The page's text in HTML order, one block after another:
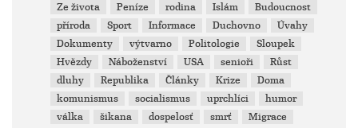
Ze života
Peníze rodina Islám
Budoucnost
příroda
Sport Informace Duchovno
Úvahy
Dokumenty
výtvarno Politologie
Sloupek
Hvězdy
Náboženství USA senioři
Růst
dluhy
Republika Články Krize
Doma
komunismus
socialismus uprchlíci
humor
válka
šikana dospelosť smrť
Migrace